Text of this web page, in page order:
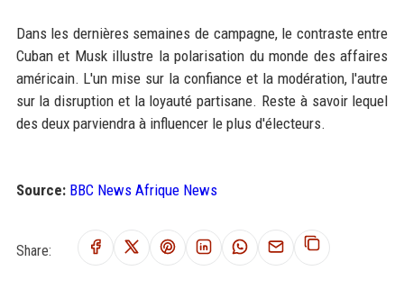
Dans les dernières semaines de campagne, le contraste entre
Cuban et Musk illustre la polarisation du monde des affaires
américain. L'un mise sur la confiance et la modération, l'autre
sur la disruption et la loyauté partisane. Reste à savoir lequel
des deux parviendra à influencer le plus d'électeurs.
Source: BBC News Afrique News
Share: